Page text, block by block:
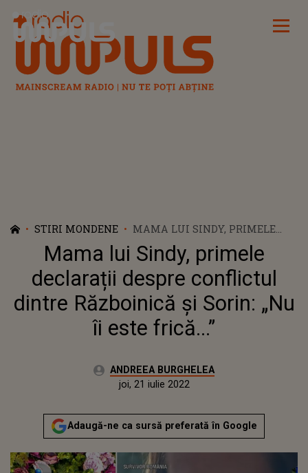
Radio Impuls
STIRI MONDENE
MAMA LUI SINDY, PRIMELE
DECLARAȚII DESPRE
CONFLICTUL DINTRE
RĂZBOINICĂ ȘI SORIN: „NU ÎI
ESTE FRICĂ...”
Mama lui Sindy, primele
declarații despre conflictul
dintre Războinică și Sorin: „Nu
îi este frică...”
Autor:ANDREEA BURGHELEA
Actualizat:
joi, 21 iulie 2022
Adaugă-ne ca sursă preferată în Google